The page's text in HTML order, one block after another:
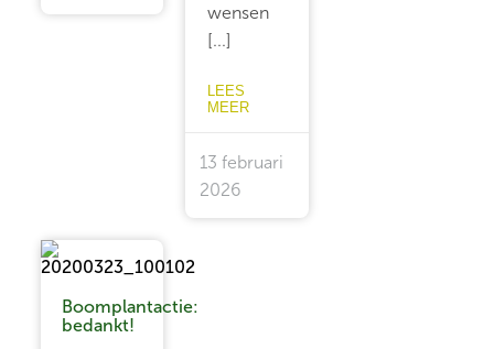
wensen
[...]
LEES
MEER
13 februari
2026
Boomplantactie:
bedankt!